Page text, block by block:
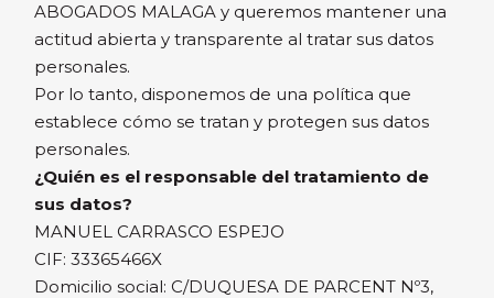
ABOGADOS MALAGA y queremos mantener una
actitud abierta y transparente al tratar sus datos
personales.
Por lo tanto, disponemos de una política que
establece cómo se tratan y protegen sus datos
personales.
¿Quién es el responsable del tratamiento de
sus datos?
MANUEL CARRASCO ESPEJO
CIF: 33365466X
Domicilio social: C/DUQUESA DE PARCENT Nº3,